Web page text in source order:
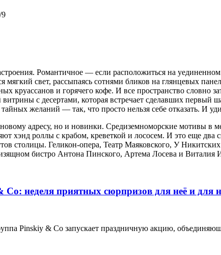
9
Романтичное — если расположиться на
мягкий свет, рассыпаясь сотнями бликов на глянцевых
круассанов и горячего кофе. И все пространство словно
с десертами, которая встречает сделавших
желаний — так, что просто нельзя себе отказать. И
адресу, но и новинки. Средиземноморские мотивы в
хэнд роллы с крабом, креветкой и лососем. И это еще два
столицы. Геликон-опера, Театр Маяковского, У
бистро Антона Пинского, Артема Лосева и Виталия
Co: неделя приятных сюрпризов для неё и для
Pinskiy & Co запускает праздничную акцию,